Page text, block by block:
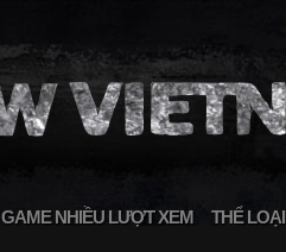
GAME NHIỀU LƯỢT XEM THỂ LOẠI